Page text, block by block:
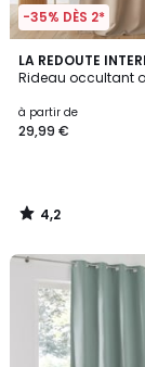
-35% DÈS 2*
LA REDOUTE
Rideau occultant
à partir de
29,99 €
4,2
/ 5
7
Couleurs
4,2
/